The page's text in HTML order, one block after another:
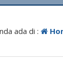
ada di :